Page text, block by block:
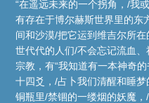
“在遥远未来的一个拐角，/我
有存在于博尔赫斯世界里的东
间和沙漠/把它运到维吉尔所
世代代的人们/不会忘记流血
宗教，有“我知道有一本神奇
十四爻，/占卜我们清醒和睡
铜瓶里/禁锢的一缕烟的妖魔